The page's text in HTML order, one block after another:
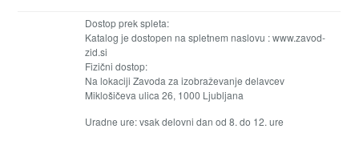
Dostop prek spleta:
Katalog je dostopen na spletnem naslovu : www.zavod-
zid.si
Fizični dostop:
Na lokaciji Zavoda za izobraževanje delavcev
Miklošičeva ulica 26, 1000 Ljubljana
Uradne ure: vsak delovni dan od 8. do 12. ure